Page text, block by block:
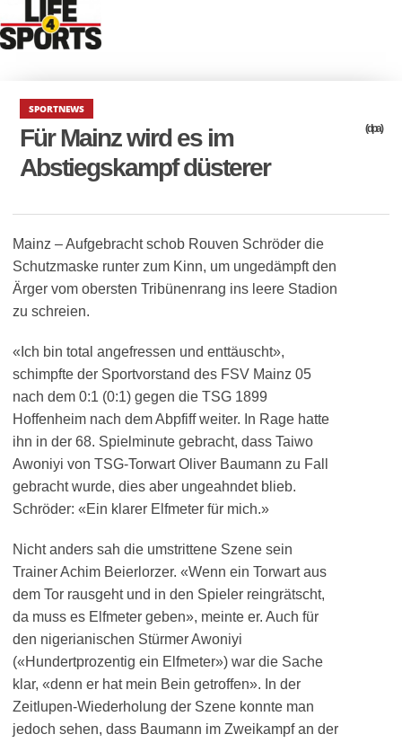
SPORTNEWS
Für Mainz wird es im
Abstiegskampf düsterer
(dpa)
Mainz – Aufgebracht schob Rouven Schröder die
Schutzmaske runter zum Kinn, um ungedämpft den
Ärger vom obersten Tribünenrang ins leere Stadion
zu schreien.
«Ich bin total angefressen und enttäuscht»,
schimpfte der Sportvorstand des FSV Mainz 05
nach dem 0:1 (0:1) gegen die TSG 1899
Hoffenheim nach dem Abpfiff weiter. In Rage hatte
ihn in der 68. Spielminute gebracht, dass Taiwo
Awoniyi von TSG-Torwart Oliver Baumann zu Fall
gebracht wurde, dies aber ungeahndet blieb.
Schröder: «Ein klarer Elfmeter für mich.»
Nicht anders sah die umstrittene Szene sein
Trainer Achim Beierlorzer. «Wenn ein Torwart aus
dem Tor rausgeht und in den Spieler reingrätscht,
da muss es Elfmeter geben», meinte er. Auch für
den nigerianischen Stürmer Awoniyi
(«Hundertprozentig ein Elfmeter») war die Sache
klar, «denn er hat mein Bein getroffen». In der
Zeitlupen-Wiederholung der Szene konnte man
jedoch sehen, dass Baumann im Zweikampf an der